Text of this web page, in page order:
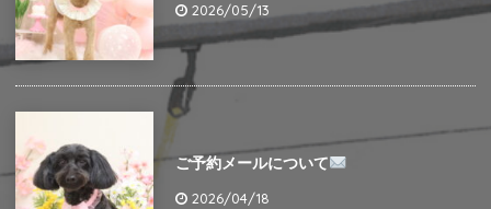
2026/05/13
ご予約メールについて
2026/04/18